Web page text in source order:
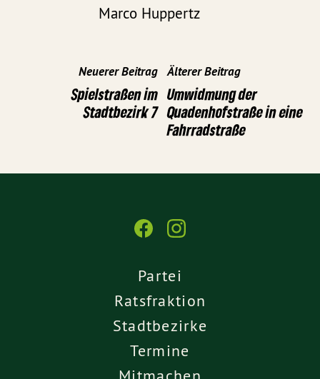
Marco Huppertz
Neuerer Beitrag
Spielstraßen im
Stadtbezirk 7
Älterer Beitrag
Umwidmung der
Quadenhofstraße in eine
Fahrradstraße
Partei
Ratsfraktion
Stadtbezirke
Termine